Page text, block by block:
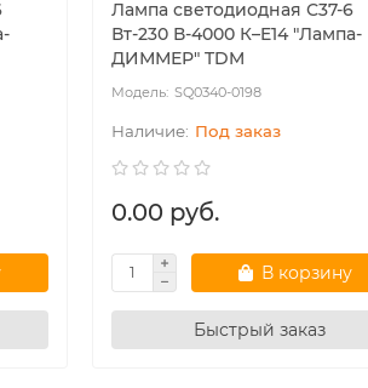
Лампа светодиодная С37-6
Вт-230 В-4000 К–E14 "Лампа-
ДИММЕР" TDM
SQ0340-0198
Под заказ
0.00 руб.
В корзину
Быстрый заказ